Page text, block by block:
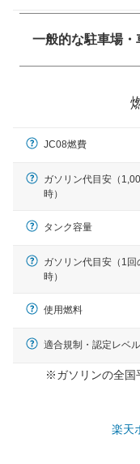
一般的な駐車場
× 長さ 5,000mm 車
JC08燃費
ガソリン代目安（
時）
タンク容量
ガソリン代目安（1回
時）
使用燃料
適合規制・認定レベ
※ガソリンの全国
楽天